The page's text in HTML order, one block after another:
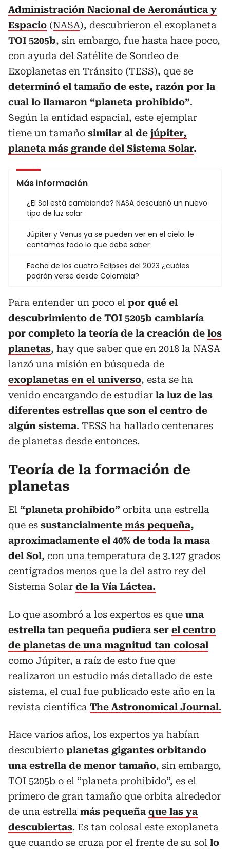
Administración Nacional de Aeronáutica y
Espacio (NASA), descubrieron el exoplaneta
TOI 5205b, sin embargo, fue hasta hace poco,
con ayuda del Satélite de Sondeo de
Exoplanetas en Tránsito (TESS), que se
determinó el tamaño de este, razón por la
cual lo llamaron “planeta prohibido”.
Según la entidad espacial, este ejemplar
tiene un tamaño similar al de júpiter,
planeta más grande del Sistema Solar.
Más información
¿El Sol está cambiando? NASA descubrió un nuevo
tipo de luz solar
Júpiter y Venus ya se pueden ver en el cielo: le
contamos todo lo que debe saber
Fecha de los cuatro Eclipses del 2023 ¿cuáles
podrán verse desde Colombia?
Para entender un poco el por qué el
descubrimiento de TOI 5205b cambiaría
por completo la teoría de la creación de los
planetas, hay que saber que en 2018 la NASA
lanzó una misión en búsqueda de
exoplanetas en el universo, esta se ha
venido encargando de estudiar la luz de las
diferentes estrellas que son el centro de
algún sistema. TESS ha hallado centenares
de planetas desde entonces.
Teoría de la formación de
planetas
El “planeta prohibido” orbita una estrella
que es sustancialmente más pequeña,
aproximadamente el 40% de toda la masa
del Sol, con una temperatura de 3.127 grados
centígrados menos que la del astro rey del
Sistema Solar de la Vía Láctea.
Lo que asombró a los expertos es que una
estrella tan pequeña pudiera ser el centro
de planetas de una magnitud tan colosal
como Júpiter, a raíz de esto fue que
realizaron un estudio más detallado de este
sistema, el cual fue publicado este año en la
revista científica The Astronomical Journal.
Hace varios años, los expertos ya habían
descubierto planetas gigantes orbitando
una estrella de menor tamaño, sin embargo,
TOI 5205b o el “planeta prohibido”, es el
primero de gran tamaño que orbita alrededor
de una estrella más pequeña que las ya
descubiertas. Es tan colosal este exoplaneta
que cuando se cruza por el frente de su sol lo